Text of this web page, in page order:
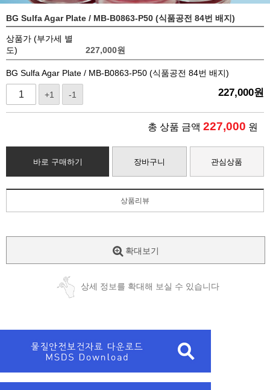
BG Sulfa Agar Plate / MB-B0863-P50 (식품공전 84번 배지)
상품가 (부가세 별
도)
227,000원
BG Sulfa Agar Plate / MB-B0863-P50 (식품공전 84번 배지)
+1 -1 227,000원
총 상품 금액 227,000 원
바로 구매하기 장바구니 관심상품
상품리뷰
확대보기
상세 정보를 확대해 보실 수 있습니다